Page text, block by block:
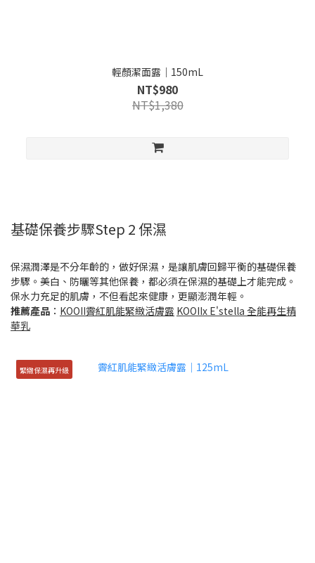
輕顏潔面露｜150mL
NT$980
NT$1,380
基礎保養步驟Step 2 保濕
保濕潤澤是不分年齡的，做好保濕，是讓肌膚回歸平衡的基礎保養
步驟。美白、防曬等其他保養，都必須在保濕的基礎上才能完成。
保水力充足的肌膚，不但看起來健康，更顯澎潤年輕。
推薦產品 ： KOOII霽紅肌能緊緻活膚露 KOOIIx E'stella 全能再生精
華乳
緊緻保濕再升級